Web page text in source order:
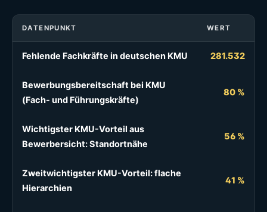
DATENPUNKT WERT
Fehlende Fachkräfte in deutschen KMU 281.532
Bewerbungsbereitschaft bei KMU
(Fach- und Führungskräfte)
80 %
Wichtigster KMU-Vorteil aus
Bewerbersicht: Standortnähe
56 %
Zweitwichtigster KMU-Vorteil: flache
Hierarchien
41 %